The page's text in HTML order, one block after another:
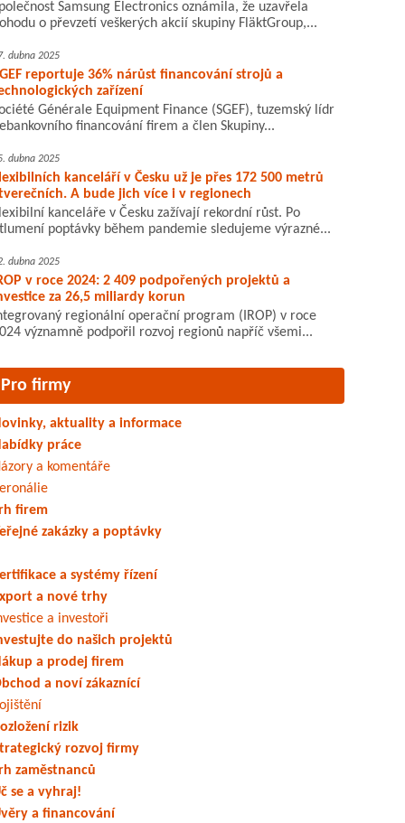
Samsung Electronics oznámila, že uzavřela
o převzetí veškerých akcií skupiny FläktGroup,...
dubna 2025
reportuje 36% nárůst financování strojů a
zařízení
Générale Equipment Finance (SGEF), tuzemský lídr
financování firem a člen Skupiny...
dubna 2025
kanceláří v Česku už je přes 172 500 metrů
A bude jich více i v regionech
kanceláře v Česku zažívají rekordní růst. Po
poptávky během pandemie sledujeme výrazné...
dubna 2025
v roce 2024: 2 409 podpořených projektů a
za 26,5 miliardy korun
regionální operační program (IROP) v roce
významně podpořil rozvoj regionů napříč všemi...
Pro firmy
aktuality a informace
práce
a komentáře
firem
zakázky a poptávky
a systémy řízení
a nové trhy
a investoři
do našich projektů
a prodej firem
a noví zákaznící
rizik
rozvoj firmy
zaměstnanců
se a vyhraj!
a financování